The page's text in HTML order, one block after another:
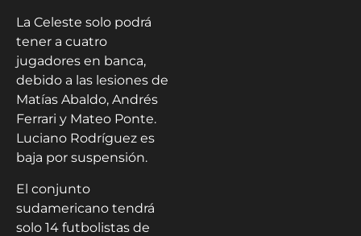
La Celeste solo podrá
tener a cuatro
jugadores en banca,
debido a las lesiones de
Matías Abaldo, Andrés
Ferrari y Mateo Ponte.
Luciano Rodríguez es
baja por suspensión.
El conjunto
sudamericano tendrá
solo 14 futbolistas de